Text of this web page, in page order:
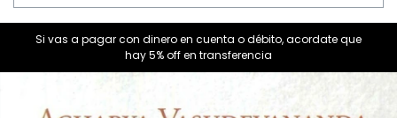
Si vas a pagar con dinero en cuenta o débito, acordate que
hay 5% off en transferencia